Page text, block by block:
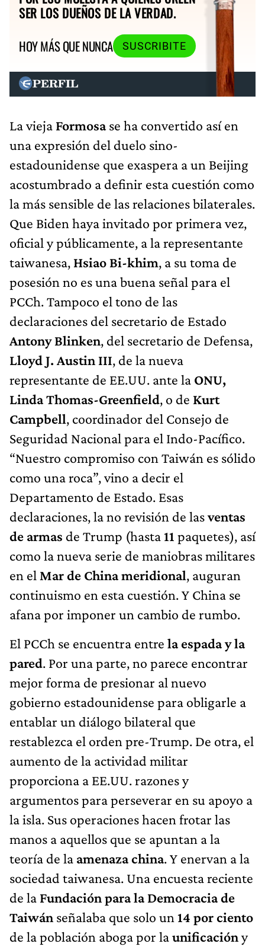
SER LOS DUEÑOS DE LA VERDAD.
HOY MÁS QUE NUNCA
SUSCRIBITE
La vieja Formosase ha convertido así en
una expresión del duelo sino-
estadounidense que exaspera a un Beijing
acostumbrado a definir esta cuestión como
la más sensible de las relaciones bilaterales.
Que Biden haya invitado por primera vez,
oficial y públicamente, a la representante
taiwanesa, Hsiao Bi-khim, a su toma de
posesión no es una buena señal para el
PCCh. Tampoco el tono de las
declaraciones del secretario de Estado
Antony Blinken, del secretario de Defensa,
Lloyd J. Austin III, de la nueva
representante de EE.UU. ante la ONU,
Linda Thomas-Greenfield, o de Kurt
Campbell, coordinador del Consejo de
Seguridad Nacional para el Indo-Pacífico.
“Nuestro compromiso con Taiwán es sólido
como una roca”, vino a decir el
Departamento de Estado. Esas
declaraciones, la no revisión de lasventas
de armas de Trump (hasta11 paquetes), así
como la nueva serie de maniobras militares
en el Mar de China meridional, auguran
continuismo en esta cuestión. Y China se
afana por imponer un cambio de rumbo.
El PCCh se encuentra entre la espada y la
pared. Por una parte, no parece encontrar
mejor forma de presionar al nuevo
gobierno estadounidense para obligarle a
entablar un diálogo bilateral que
restablezca el orden pre-Trump. De otra, el
aumento de la actividad militar
proporciona a EE.UU. razones y
argumentos para perseverar en su apoyo a
la isla. Sus operaciones hacen frotar las
manos a aquellos que se apuntan a la
teoría de la amenaza china. Y enervan a la
sociedad taiwanesa. Una encuesta reciente
de la Fundación para la Democracia de
Taiwán señalaba que solo un 14 por ciento
de la población aboga por launificacióny